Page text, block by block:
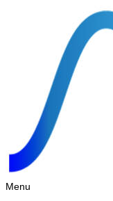
Menu